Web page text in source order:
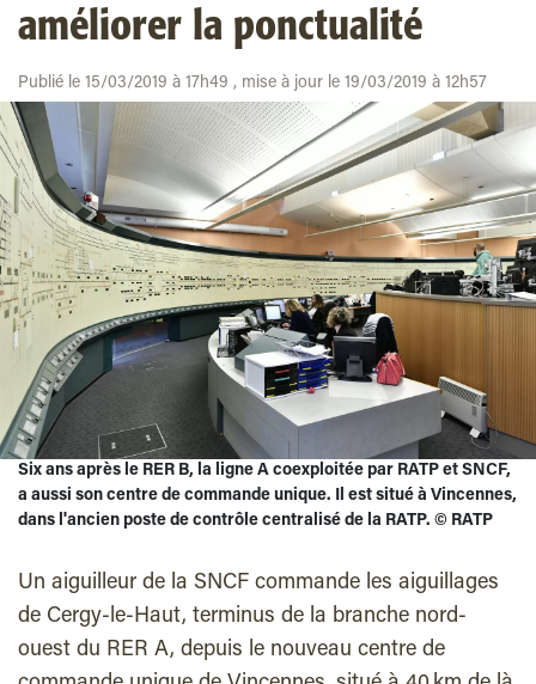
améliorer la ponctualité
Publié le 15/03/2019 à 17h49 , mise à jour le 19/03/2019 à 12h57
Six ans après le RER B, la ligne A coexploitée par RATP et SNCF,
a aussi son centre de commande unique. Il est situé à Vincennes,
dans l'ancien poste de contrôle centralisé de la RATP. © RATP
Un aiguilleur de la SNCF commande les aiguil­lages
de Cergy-le-Haut, terminus de la branche nord-
ouest du RER A, depuis le nouveau centre de